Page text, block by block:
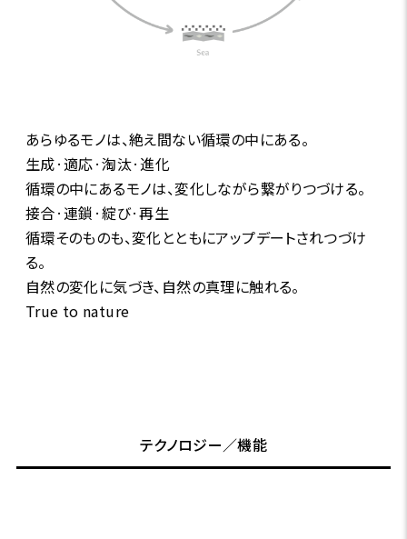
あらゆるモノは、絶え間ない循環の中にある。
生成·適応·淘汰·進化
循環の中にあるモノは、変化しながら繋がりつづける。
接合·連鎖·綻び·再生
循環そのものも、変化とともにアップデートされつづけ
る。
自然の変化に気づき、自然の真理に触れる。
True to nature
テクノロジー／機能